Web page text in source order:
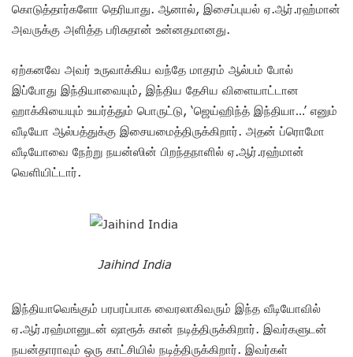
கொடுத்தார்களோ தெரியாது. ஆனால், இசைப்புயல் ஏ.ஆர்.ரஹ்மான்
அவருக்கு அளித்த பரிசுதான் உன்னதமானது.
ஏற்கனவே அவர் உருவாக்கிய வந்தே மாதரம் ஆல்பம் போல்
இப்போது இந்தியாவையும், இந்திய தேசிய விளையாட்டான
ஹாக்கியையும் உயர்த்தும் பொருட்டு, ‘ஜெய்ஹிந்த் இந்தியா…’ எனும்
வீடியோ ஆல்பத்துக்கு இசையமைத்திருக்கிறார். அதன் ப்ரொமோ
வீடியோவை நேற்று நயன்ஸின் பிறந்தநாளில் ஏ.ஆர்.ரஹ்மான்
வெளியிட்டார்.
Jaihind India
இந்தியாவெங்கும் பரபரப்பாக வைரலாகிவரும் இந்த வீடியோவில்
ஏ.ஆர்.ரஹ்மானுடன் ஷாரூக் கான் நடித்திருக்கிறார். இவர்களுடன்
நயன்தாராவும் ஒரு காட்சியில் நடித்திருக்கிறார். இவர்கள்